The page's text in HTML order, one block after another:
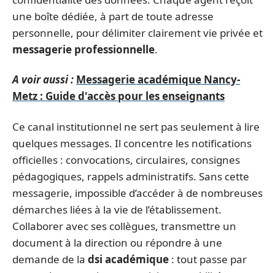
une boîte dédiée, à part de toute adresse
personnelle, pour délimiter clairement vie privée et
messagerie professionnelle.
A voir aussi : Messagerie académique Nancy-
Metz : Guide d'accès pour les enseignants
Ce canal institutionnel ne sert pas seulement à lire
quelques messages. Il concentre les notifications
officielles : convocations, circulaires, consignes
pédagogiques, rappels administratifs. Sans cette
messagerie, impossible d’accéder à de nombreuses
démarches liées à la vie de l’établissement.
Collaborer avec ses collègues, transmettre un
document à la direction ou répondre à une
demande de la dsi académique : tout passe par